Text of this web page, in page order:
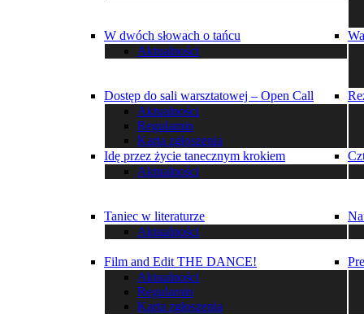
W dwóch słowach o tańcu
Aktualności
Dostęp do sali warsztatowej – Open Call
Aktualności
Regulamin
Karta zgłoszenia
Idę przez życie tanecznym krokiem
Aktualności
Taniec w literaturze
Aktualności
Film and Edit THE DANCE!
Aktualności
Regulamin
Karta zgłoszenia